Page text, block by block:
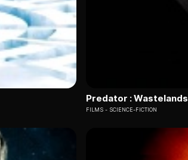
Predator : Wastelands
FILMS SCIENCE-FICTION